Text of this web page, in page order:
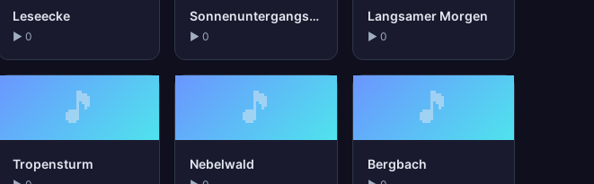
Leseecke
▶ 0
Sonnenuntergangs-Spaziergang
▶ 0
Langsamer Morgen
▶ 0
🎵
Tropensturm
🎵
Nebelwald
🎵
Bergbach